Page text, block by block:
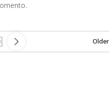
Older